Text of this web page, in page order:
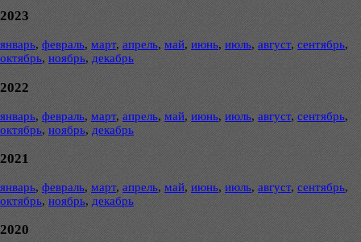
2023
январь, февраль, март, апрель, май, июнь, июль, август, сентябрь,
октябрь, ноябрь, декабрь
2022
январь, февраль, март, апрель, май, июнь, июль, август, сентябрь,
октябрь, ноябрь, декабрь
2021
январь, февраль, март, апрель, май, июнь, июль, август, сентябрь,
октябрь, ноябрь, декабрь
2020